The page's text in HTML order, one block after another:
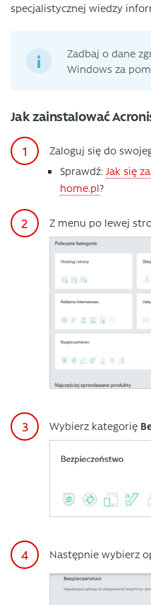
specjalistycznej wiedzy
Zadbaj o dane
Windows za
Jak zainstalować
Zaloguj się do
Sprawdź: Jak się
home.pl?
Z menu po lewej
Wybierz kategorię
Następnie wybierz